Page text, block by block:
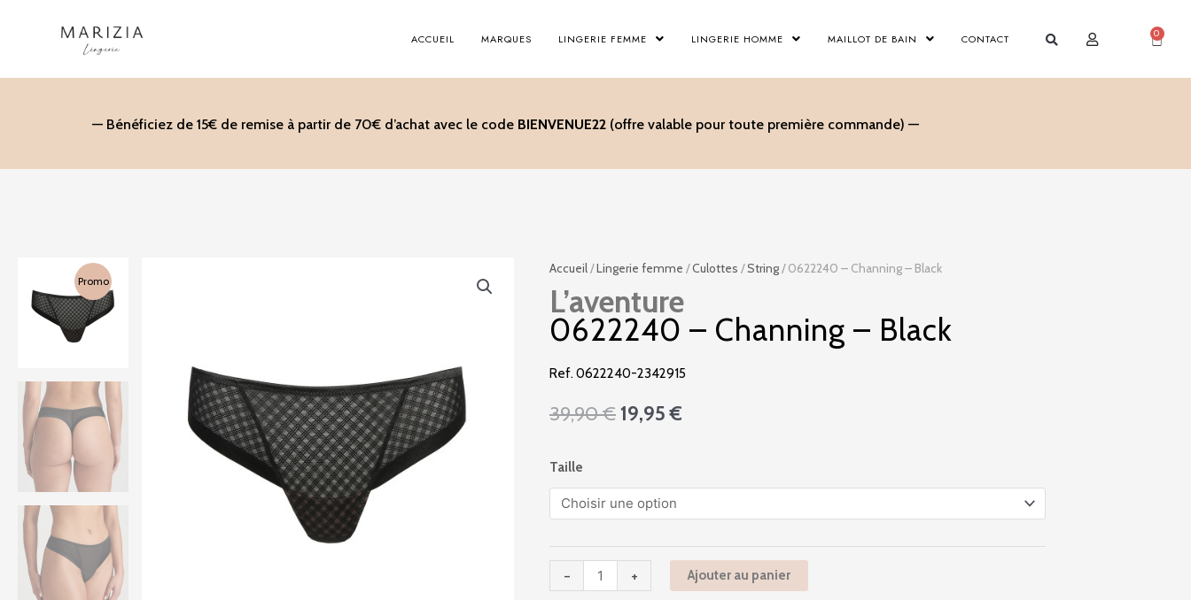
ACCUEIL MARQUES LINGERIE FEMME LINGERIE HOMME MAILLOT DE BAIN CONTACT 0
Panier
— Bénéficiez de 15€ de remise à partir de 70€ d’achat avec le code BIENVENUE22(offre valable pour toute première commande) —
Promo
Accueil/Lingerie femme /Culottes /String/ 0622240 – Channing – Black
L’aventure
0622240 – Channing – Black
Ref. 0622240-2342915
39,90€ Le
39,90 €.
19,95€
19,95 €.
Taille
-
de
0622240
-
-
Black
+ Ajouter au panier